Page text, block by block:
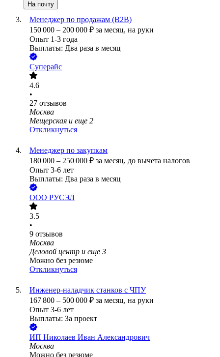
На почту
Менеджер по продажам (В2В)
150 000 – 200 000 ₽ за месяц, на руки
Опыт 1-3 года
Выплаты: Два раза в месяц
Суперайс
4.6
•
27 отзывов
Москва
Мещерская и еще 2
Откликнуться
Менеджер по закупкам
180 000 – 250 000 ₽ за месяц, до вычета налогов
Опыт 3-6 лет
Выплаты: Два раза в месяц
ООО РУСЭЛ
3.5
•
9 отзывов
Москва
Деловой центр и еще 3
Можно без резюме
Откликнуться
Инженер-наладчик станков с ЧПУ
167 800 – 500 000 ₽ за месяц, на руки
Опыт 3-6 лет
Выплаты: За проект
ИП Николаев Иван Александрович
Москва
Можно без резюме